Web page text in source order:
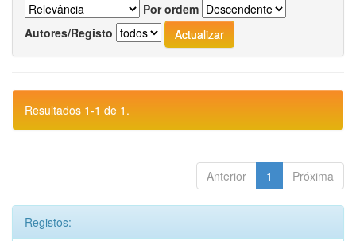
Por ordem
Autores/Registo
Resultados 1-1 de 1.
Anterior 1 Próxima
Registos: